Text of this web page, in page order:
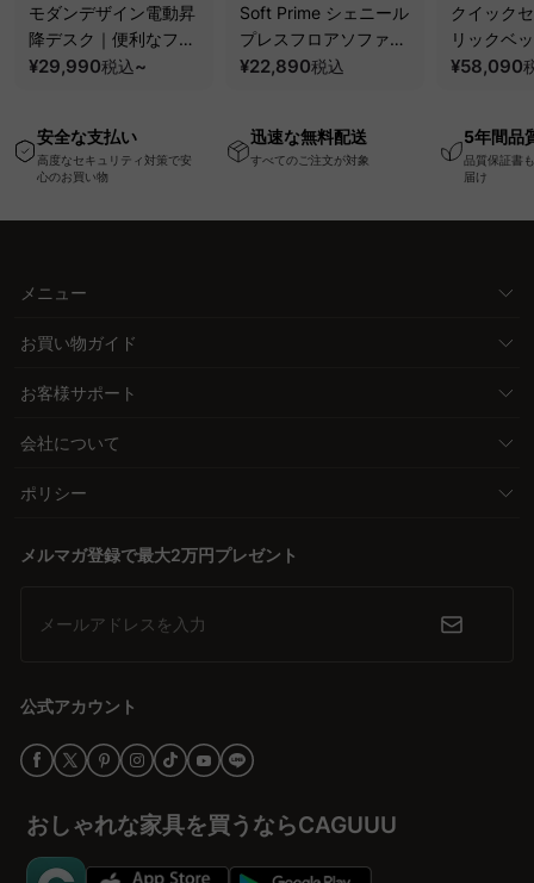
モダンデザイン電動昇
降デスク｜便利なフッ
ク・コンセント・
ー機能搭載ワークデス
ク
¥29,990税込~
Soft Prime シェニール
プレスフロアソファ｜
圧縮梱包で搬入しやす
ァ
¥22,890税込
クイック
リックベ
要で組み
¥58,090
安全な支払い
高度なセキュリティ対策で安
心のお買い物
迅速な無料配送
すべてのご注文が対象
5年間品
品質保証書
届け
メニュー
お買い物ガイド
お客様サポート
会社について
ポリシー
メルマガ登録で最大2万円プレゼント
メールアドレスを入力
公式アカウント
おしゃれな家具を買うならCAGUUU